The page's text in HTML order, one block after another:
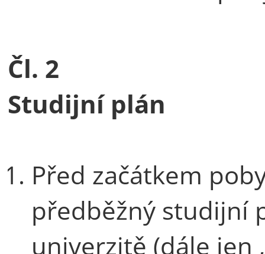
Čl. 2
Studijní plán
Před začátkem
předběžný studijní
univerzitě (dále jen